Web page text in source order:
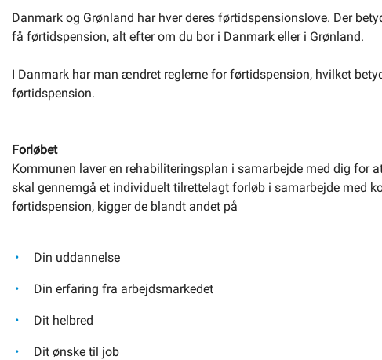
Planportal
Danmark og Grønland har hver deres førtidspensionslove. Der
få førtidspension, alt efter om du bor i Danmark eller i Grønland.
I Danmark har man ændret reglerne for førtidspension, hvilket
førtidspension.
Forløbet
Kommunen laver en rehabiliteringsplan i samarbejde med dig for
skal gennemgå et individuelt tilrettelagt forløb i samarbejde med
førtidspension, kigger de blandt andet på
Din uddannelse
Din erfaring fra arbejdsmarkedet
Dit helbred
Dit ønske til job